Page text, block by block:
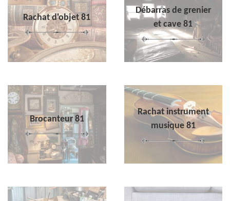
Rachat d'objet 81
Débarras de grenier
et cave 81
Brocanteur 81
Rachat instrument
musique 81